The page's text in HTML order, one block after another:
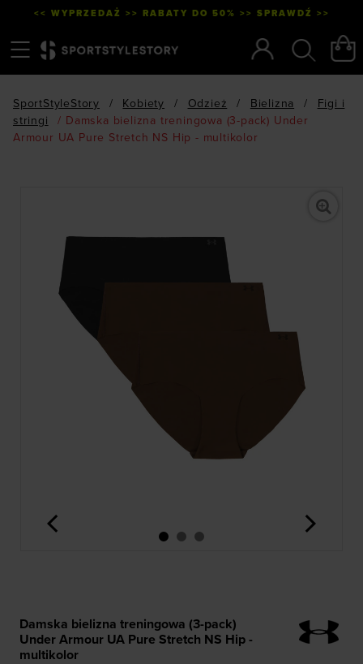
<< WYPRZEDAŻ >> RABATY DO 50% >> SPRAWDŹ >>
SportStyleStory / Kobiety / Odzież / Bielizna /
Figi i
stringi
/ Damska bielizna treningowa (3-pack) Under
Armour UA Pure Stretch NS Hip - multikolor
<
Damska bielizna treningowa (3-pack)
Under Armour UA Pure Stretch NS Hip -
multikolor